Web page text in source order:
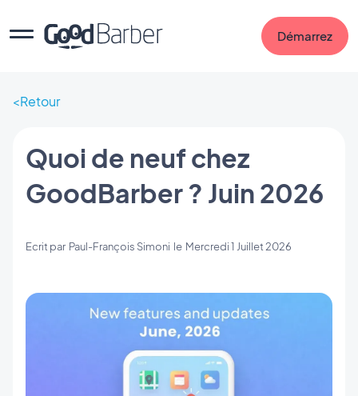
Démarrez
Retour
Quoi de neuf chez
GoodBarber ? Juin 2026
Ecrit par Paul-François Simoni le Mercredi 1 Juillet 2026